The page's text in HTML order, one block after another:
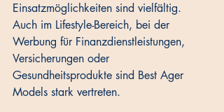
Einsatzmöglichkeiten sind vielfältig.
Auch im Lifestyle-Bereich, bei der
Werbung für Finanzdienstleistungen,
Versicherungen oder
Gesundheitsprodukte sind Best Ager
Models stark vertreten.